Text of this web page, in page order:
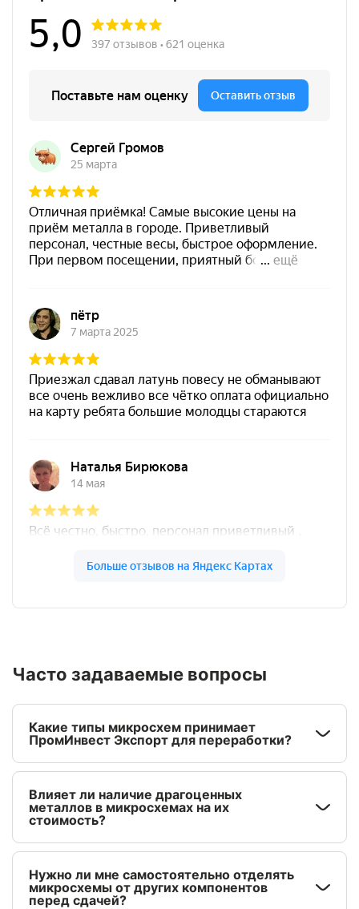
Часто задаваемые вопросы
Какие типы микросхем принимает
ПромИнвест Экспорт для переработки?
Влияет ли наличие драгоценных
металлов в микросхемах на их
стоимость?
Нужно ли мне самостоятельно отделять
микросхемы от других компонентов
перед сдачей?